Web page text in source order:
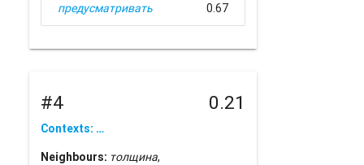
предусматривать 0.67
#4 0.21
Contexts: …
Neighbours: толщина,